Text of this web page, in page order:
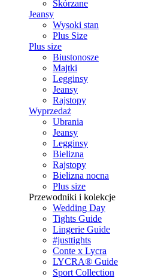
Skórzane
Jeansy
Wysoki stan
Plus Size
Plus size
Biustonosze
Majtki
Legginsy
Jeansy
Rajstopy
Wyprzedaż
Ubrania
Jeansy
Legginsy
Bielizna
Rajstopy
Bielizna nocna
Plus size
Przewodniki i kolekcje
Wedding Day
Tights Guide
Lingerie Guide
#justtights
Conte x Lycra
LYCRA® Guide
Sport Сollection